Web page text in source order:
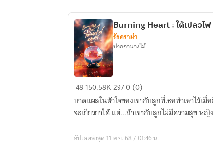
Burning
:
ใต้
Burning Heart : ใต้เปลวไฟ
รักดราม่า
ปากกานางไม้
48150.58K2970 (0)
บาดแผลในหัวใจของเขากับลูกที่เธอทำเอาไว้เ
จะเยียวยาได้ แต่...ถ้าเขากับลูกไม่มีความสุข หญิ
อัปเดตล่าสุด 11 พ.ย. 68 / 01:46 น.